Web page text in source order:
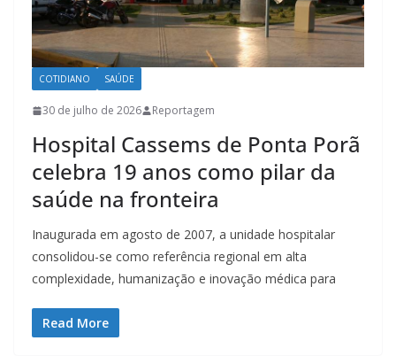
COTIDIANO SAÚDE
30 de julho de 2026 Reportagem
Hospital Cassems de Ponta Porã
celebra 19 anos como pilar da
saúde na fronteira
Inaugurada em agosto de 2007, a unidade hospitalar
consolidou-se como referência regional em alta
complexidade, humanização e inovação médica para
Read More